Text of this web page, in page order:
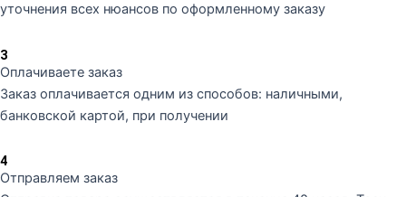
уточнения всех нюансов по оформленному заказу
3
Оплачиваете заказ
Заказ оплачивается одним из способов: наличными,
банковской картой, при получении
4
Отправляем заказ